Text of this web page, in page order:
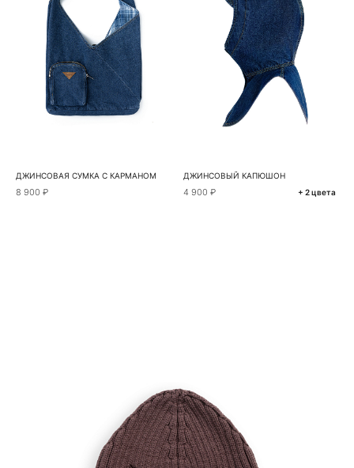
ДЖИНСОВАЯ СУМКА С КАРМАНОМ
8 900 ₽
ДЖИНСОВЫЙ КАПЮШОН
4 900 ₽ + 2 цвета